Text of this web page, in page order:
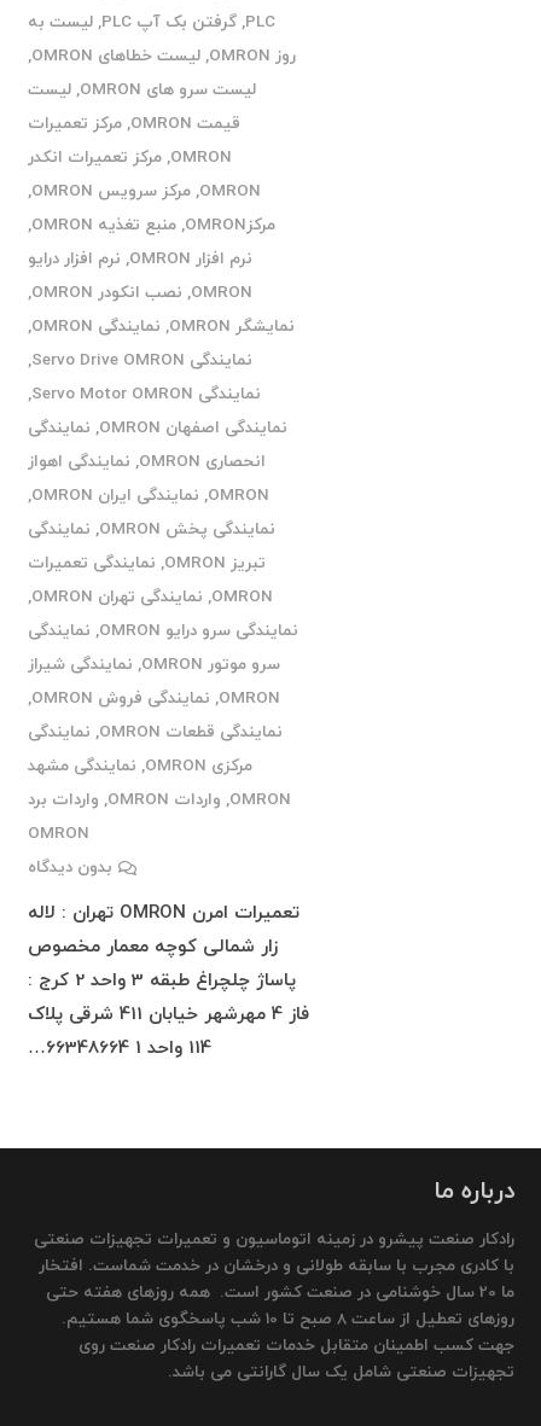
PLC
,گرفتن بک آپ PLC ,لیست به
روز OMRON
,لیست خطاهای OMRON
,
لیست سرو های OMRON
,لیست
قیمت OMRON
,مرکز تعمیرات
OMRON
,مرکز تعمیرات انکدر
OMRON
,مرکز سرویس OMRON
,
مرکزOMRON
,منبع تغذیه OMRON
,
نرم افزار OMRON
, نرم افزار درایو
OMRON
, نصب انکودر OMRON
,
نمایشگر OMRON
, نمایندگی OMRON
,
نمایندگی Servo Drive OMRON
,
نمایندگی Servo Motor OMRON
,
نمایندگی اصفهان OMRON
, نمایندگی
انحصاری OMRON
, نمایندگی اهواز
OMRON
, نمایندگی ایران OMRON
,
نمایندگی پخش OMRON
, نمایندگی
تبریز OMRON
, نمایندگی تعمیرات
OMRON
, نمایندگی تهران OMRON
,
نمایندگی سرو درایو OMRON
, نمایندگی
سرو موتور OMRON
, نمایندگی شیراز
OMRON
, نمایندگی فروش OMRON
,
نمایندگی قطعات OMRON
, نمایندگی
مرکزی OMRON
, نمایندگی مشهد
OMRON
, واردات OMRON , واردات برد
OMRON
بدون دیدگاه
تعمیرات امرن OMRON تهران : لاله
زار شمالی کوچه معمار مخصوص
پاساژ چلچراغ طبقه 3 واحد 2 کرج :
فاز 4 مهرشهر خیابان 411 شرقی پلاک
114 واحد 1 66348664…
درباره ما
رادکار صنعت پیشرو در زمینه اتوماسیون و تعمیرات تجهیزات صنعتی
با کادری مجرب با سابقه طولانی و درخشان در خدمت شماست. افتخار
ما 20 سال خوشنامی در صنعت کشور است. همه روزهای هفته حتی
روزهای تعطیل از ساعت 8 صبح تا 10 شب پاسخگوی شما هستیم.
جهت کسب اطمینان متقابل خدمات تعمیرات رادکار صنعت روی
تجهیزات صنعتی شامل یک سال گارانتی می باشد.